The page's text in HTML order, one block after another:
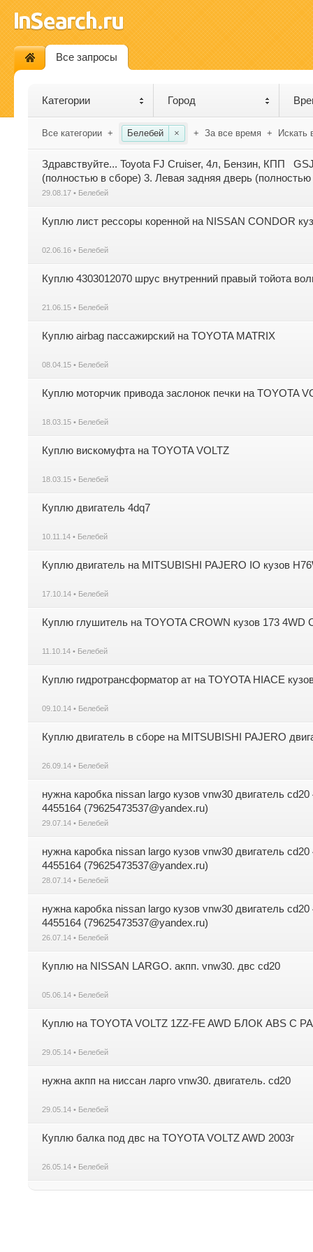
Все запросы
Категории Город
Все категории + Белебей × + За все время + Искать
Здравствуйте... Toyota FJ Cruiser, 4л, Бензин, КПП
(полностью в сборе) 3. Левая задняя дверь
29.08.17 • Белебей
Куплю лист рессоры коренной на NISSAN CONDOR
02.06.16 • Белебей
Куплю 4303012070 шрус внутренний правый тойота
21.06.15 • Белебей
Куплю airbag пассажирский на TOYOTA MATRIX
08.04.15 • Белебей
Куплю моторчик привода заслонок печки на TOYOTA
18.03.15 • Белебей
Куплю вискомуфта на TOYOTA VOLTZ
18.03.15 • Белебей
Куплю двигатель 4dq7
10.11.14 • Белебей
Куплю двигатель на MITSUBISHI PAJERO IO кузов
17.10.14 • Белебей
Куплю глушитель на TOYOTA CROWN кузов 173 4WD
11.10.14 • Белебей
Куплю гидротрансформатор ат на TOYOTA HIACE
09.10.14 • Белебей
Куплю двигатель в сборе на MITSUBISHI PAJERO
26.09.14 • Белебей
нужна каробка nissan largo кузов vnw30 двигатель
4455164 (79625473537@yandex.ru)
29.07.14 • Белебей
нужна каробка nissan largo кузов vnw30 двигатель
4455164 (79625473537@yandex.ru)
28.07.14 • Белебей
нужна каробка nissan largo кузов vnw30 двигатель
4455164 (79625473537@yandex.ru)
26.07.14 • Белебей
Куплю на NISSAN LARGO. акпп. vnw30. двс cd20
05.06.14 • Белебей
Куплю на TOYOTA VOLTZ 1ZZ-FE AWD БЛОК ABS С
29.05.14 • Белебей
нужна акпп на ниссан ларго vnw30. двигатель. cd20
29.05.14 • Белебей
Куплю балка под двс на TOYOTA VOLTZ AWD 2003г
26.05.14 • Белебей